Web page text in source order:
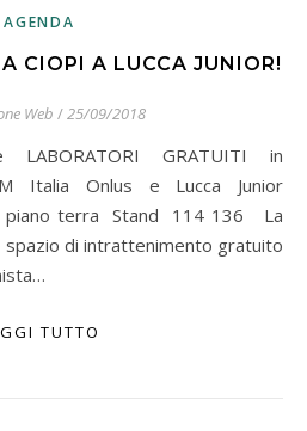
AGENDA
CIOPI A LUCCA JUNIOR!
Web /25/09/2018
Italia Onlus e Lucca Junior
piano terra Stand 114 136 La
spazio di intrattenimento gratuito
TUTTO